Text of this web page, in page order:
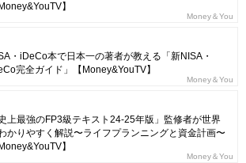
Money&YouTV】
Money＆You
・iDeCo本で日本一の著者が教える「新NISA・
完全ガイド」【Money&YouTV】
Money＆You
史上最強のFP3級テキスト24-25年版」監修者が世界
かりやすく解説〜ライフプランニングと資金計画〜
Money&YouTV】
Money＆You